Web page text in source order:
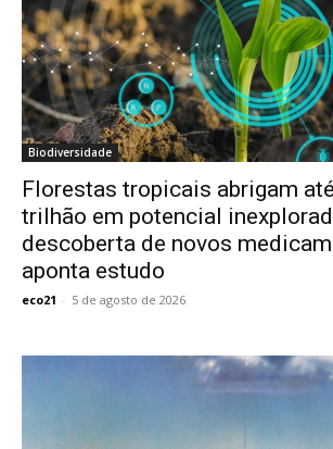
Biodiversidade
Florestas tropicais abrigam
trilhão em potencial
descoberta de novos
aponta estudo
eco21 - 5 de agosto de 2026